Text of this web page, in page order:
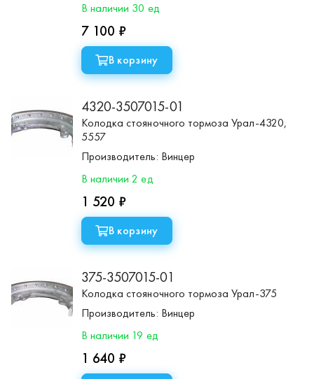
В наличии 30 ед
7 100 ₽
В корзину
4320-3507015-01
Колодка стояночного тормоза Урал-4320,
5557
Производитель: Винцер
В наличии 2 ед
1 520 ₽
В корзину
375-3507015-01
Колодка стояночного тормоза Урал-375
Производитель: Винцер
В наличии 19 ед
1 640 ₽